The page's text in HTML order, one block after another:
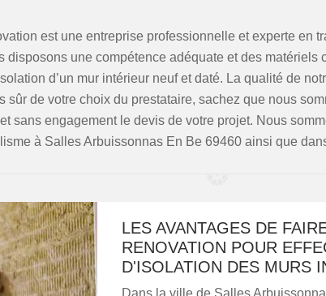
est une entreprise professionnelle et experte en
disposons une compétence adéquate et des matériels
d’un mur intérieur neuf et daté. La qualité de
sûr de votre choix du prestataire, sachez que nous
sans engagement le devis de votre projet. Nous
à Salles Arbuissonnas En Be 69460 ainsi que
LES AVANTAGES DE
RENOVATION POUR
D'ISOLATION DES MURS
Dans la ville de Salles